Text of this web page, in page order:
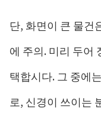
단, 화면이 큰 물건
에 주의. 미리 두어
택합시다. 그 중에
로, 신경이 쓰이는